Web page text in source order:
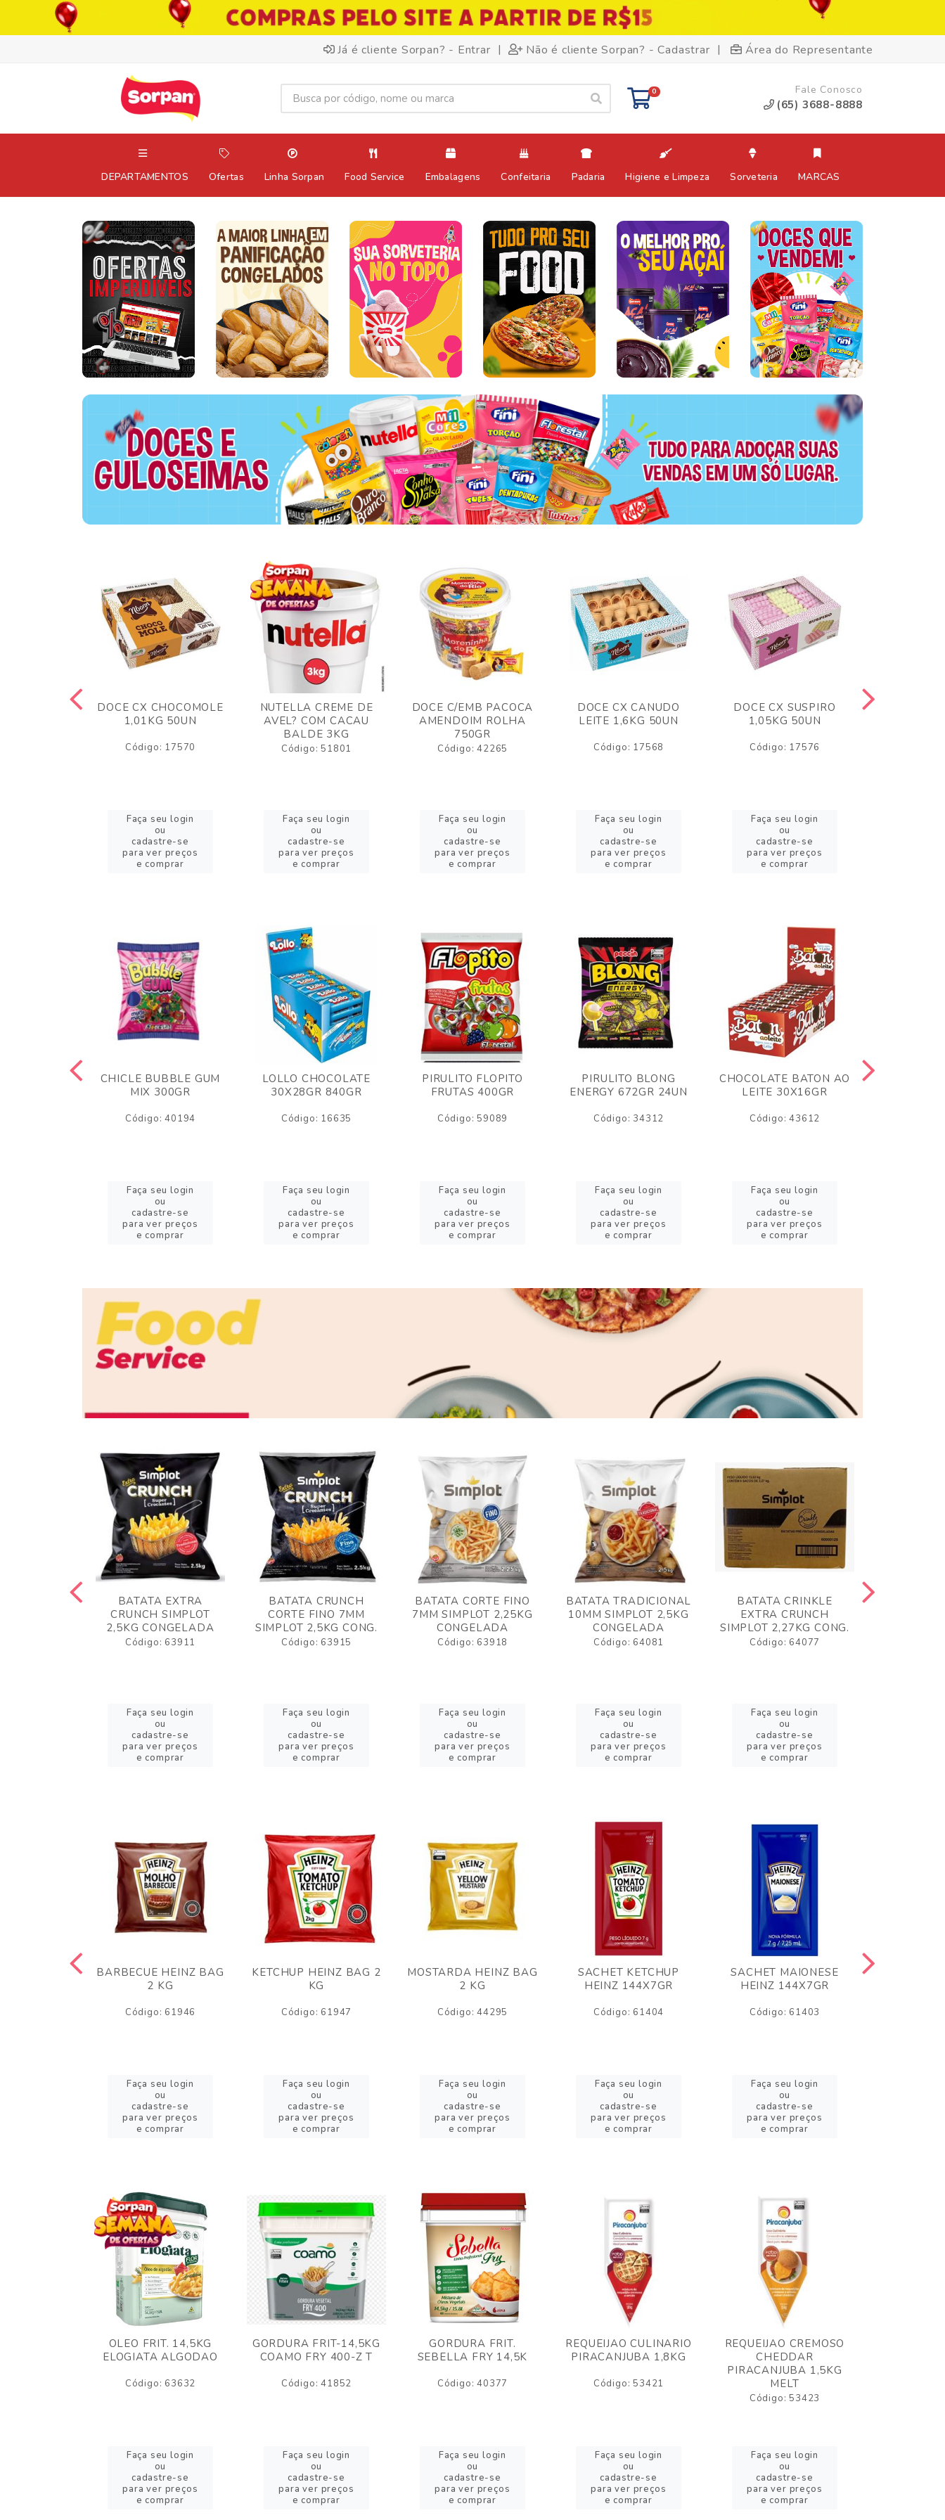
Já é cliente Sorpan? - Entrar | Não é cliente Sorpan? - Cadastrar | Área do Representante
0 Fale Conosco
(65) 3688-8888
DEPARTAMENTOS Ofertas Linha Sorpan Food Service Embalagens Confeitaria Padaria Higiene e Limpeza Sorveteria MARCAS
DOCE CX CHOCOMOLE
1,01KG 50UN
Código: 17570
Faça seu login
ou
cadastre-se
para ver preços
e comprar
NUTELLA CREME DE
AVEL? COM CACAU
BALDE 3KG
Código: 51801
Faça seu login
ou
cadastre-se
para ver preços
e comprar
DOCE C/EMB PACOCA
AMENDOIM ROLHA
750GR
Código: 42265
Faça seu login
ou
cadastre-se
para ver preços
e comprar
DOCE CX CANUDO
LEITE 1,6KG 50UN
Código: 17568
Faça seu login
ou
cadastre-se
para ver preços
e comprar
DOCE CX SUSPIRO
1,05KG 50UN
Código: 17576
Faça seu login
ou
cadastre-se
para ver preços
e comprar
CHICLE BUBBLE GUM
MIX 300GR
Código: 40194
Faça seu login
ou
cadastre-se
para ver preços
e comprar
LOLLO CHOCOLATE
30X28GR 840GR
Código: 16635
Faça seu login
ou
cadastre-se
para ver preços
e comprar
PIRULITO FLOPITO
FRUTAS 400GR
Código: 59089
Faça seu login
ou
cadastre-se
para ver preços
e comprar
PIRULITO BLONG
ENERGY 672GR 24UN
Código: 34312
Faça seu login
ou
cadastre-se
para ver preços
e comprar
CHOCOLATE BATON AO
LEITE 30X16GR
Código: 43612
Faça seu login
ou
cadastre-se
para ver preços
e comprar
BATATA EXTRA
CRUNCH SIMPLOT
2,5KG CONGELADA
Código: 63911
Faça seu login
ou
cadastre-se
para ver preços
e comprar
BATATA CRUNCH
CORTE FINO 7MM
SIMPLOT 2,5KG CONG.
Código: 63915
Faça seu login
ou
cadastre-se
para ver preços
e comprar
BATATA CORTE FINO
7MM SIMPLOT 2,25KG
CONGELADA
Código: 63918
Faça seu login
ou
cadastre-se
para ver preços
e comprar
BATATA TRADICIONAL
10MM SIMPLOT 2,5KG
CONGELADA
Código: 64081
Faça seu login
ou
cadastre-se
para ver preços
e comprar
BATATA CRINKLE
EXTRA CRUNCH
SIMPLOT 2,27KG CONG.
Código: 64077
Faça seu login
ou
cadastre-se
para ver preços
e comprar
BARBECUE HEINZ BAG
2 KG
Código: 61946
Faça seu login
ou
cadastre-se
para ver preços
e comprar
KETCHUP HEINZ BAG 2
KG
Código: 61947
Faça seu login
ou
cadastre-se
para ver preços
e comprar
MOSTARDA HEINZ BAG
2 KG
Código: 44295
Faça seu login
ou
cadastre-se
para ver preços
e comprar
SACHET KETCHUP
HEINZ 144X7GR
Código: 61404
Faça seu login
ou
cadastre-se
para ver preços
e comprar
SACHET MAIONESE
HEINZ 144X7GR
Código: 61403
Faça seu login
ou
cadastre-se
para ver preços
e comprar
OLEO FRIT. 14,5KG
ELOGIATA ALGODAO
Código: 63632
Faça seu login
ou
cadastre-se
para ver preços
e comprar
GORDURA FRIT-14,5KG
COAMO FRY 400-Z T
Código: 41852
Faça seu login
ou
cadastre-se
para ver preços
e comprar
GORDURA FRIT.
SEBELLA FRY 14,5K
Código: 40377
Faça seu login
ou
cadastre-se
para ver preços
e comprar
REQUEIJAO CULINARIO
PIRACANJUBA 1,8KG
Código: 53421
Faça seu login
ou
cadastre-se
para ver preços
e comprar
REQUEIJAO CREMOSO
CHEDDAR
PIRACANJUBA 1,5KG
MELT
Código: 53423
Faça seu login
ou
cadastre-se
para ver preços
e comprar